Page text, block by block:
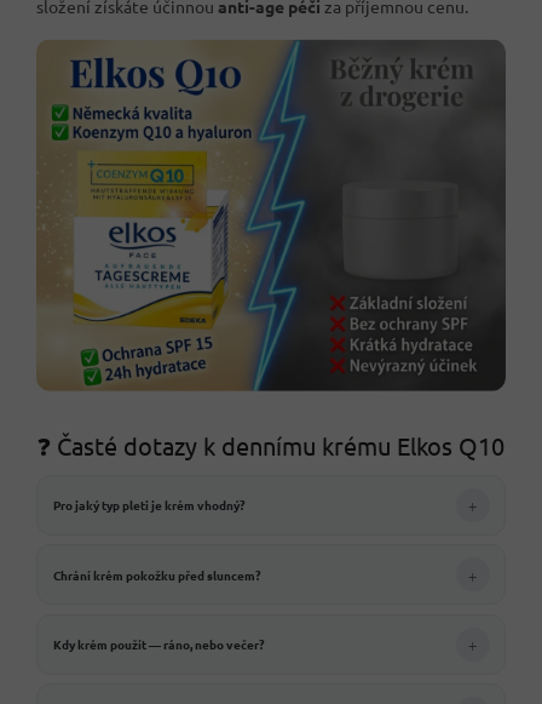
složení získáte účinnou anti-age péči za příjemnou cenu.
❓ Časté dotazy k dennímu krému Elkos Q10
Pro jaký typ pleti je krém vhodný? +
Chrání krém pokožku před sluncem? +
Kdy krém použít — ráno, nebo večer? +